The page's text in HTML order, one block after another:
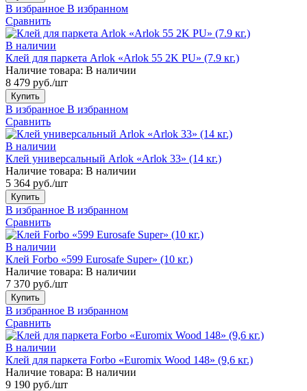
В избранное В избранном
Сравнить
В наличии
Клей для паркета Arlok «Arlok 55 2K PU» (7.9 кг.)
Наличие товара: В наличии
8 479 руб./шт
Купить
В избранное В избранном
Сравнить
В наличии
Клей универсальный Arlok «Arlok 33» (14 кг.)
Наличие товара: В наличии
5 364 руб./шт
Купить
В избранное В избранном
Сравнить
В наличии
Клей Forbo «599 Eurosafe Super» (10 кг.)
Наличие товара: В наличии
7 370 руб./шт
Купить
В избранное В избранном
Сравнить
В наличии
Клей для паркета Forbo «Euromix Wood 148» (9,6 кг.)
Наличие товара: В наличии
9 190 руб./шт